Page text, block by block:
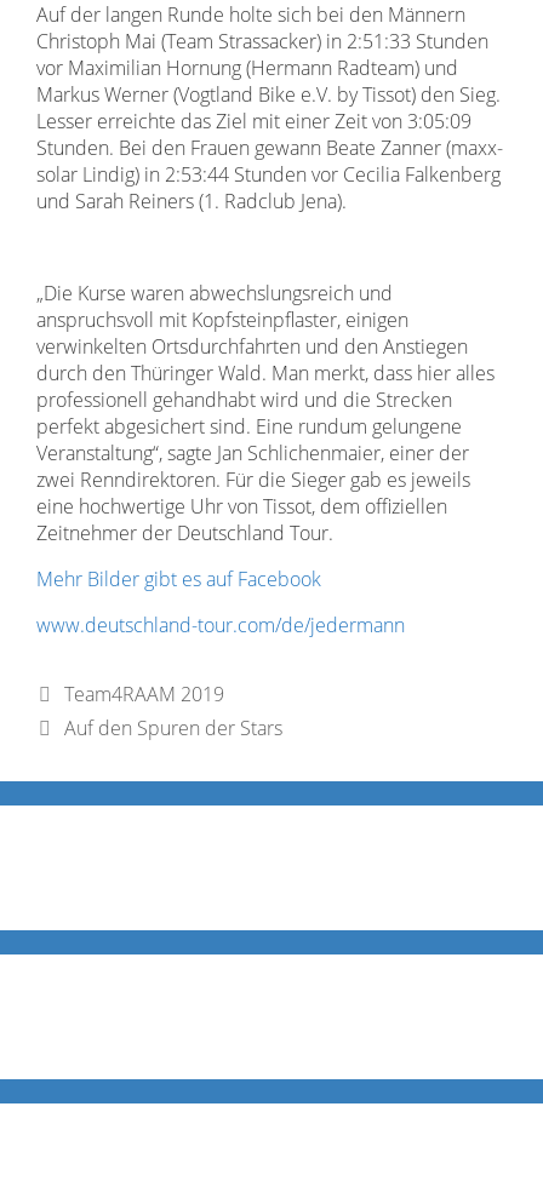
Auf der langen Runde holte sich bei den Männern
Christoph Mai (Team Strassacker) in 2:51:33 Stunden
vor Maximilian Hornung (Hermann Radteam) und
Markus Werner (Vogtland Bike e.V. by Tissot) den Sieg.
Lesser erreichte das Ziel mit einer Zeit von 3:05:09
Stunden. Bei den Frauen gewann Beate Zanner (maxx-
solar Lindig) in 2:53:44 Stunden vor Cecilia Falkenberg
und Sarah Reiners (1. Radclub Jena).
„Die Kurse waren abwechslungsreich und
anspruchsvoll mit Kopfsteinpflaster, einigen
verwinkelten Ortsdurchfahrten und den Anstiegen
durch den Thüringer Wald. Man merkt, dass hier alles
professionell gehandhabt wird und die Strecken
perfekt abgesichert sind. Eine rundum gelungene
Veranstaltung“, sagte Jan Schlichenmaier, einer der
zwei Renndirektoren. Für die Sieger gab es jeweils
eine hochwertige Uhr von Tissot, dem offiziellen
Zeitnehmer der Deutschland Tour.
Mehr Bilder gibt es auf Facebook
www.deutschland-tour.com/de/jedermann
Team4RAAM 2019
Auf den Spuren der Stars